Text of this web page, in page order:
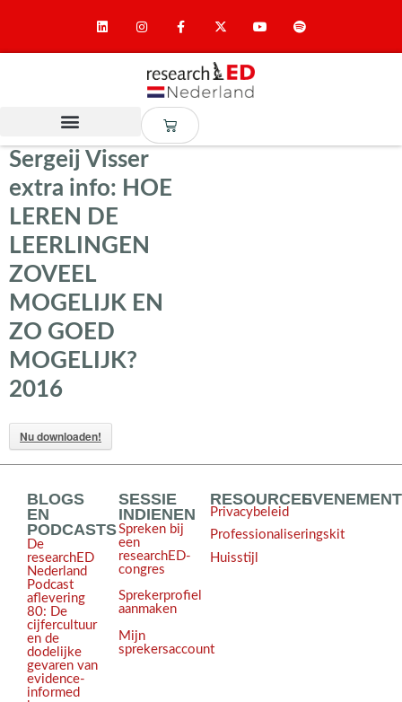
Sergeij Visser
extra info: HOE
LEREN DE
LEERLINGEN
ZOVEEL
MOGELIJK EN
ZO GOED
MOGELIJK?
2016
Nu downloaden!
BLOGS
EN
PODCASTS
De
researchED
Nederland
Podcast
aflevering
80: De
cijfercultuur
en de
dodelijke
gevaren van
evidence-
informed
SESSIE
INDIENEN
Spreken bij
een
researchED-
congres
Sprekerprofiel
aanmaken
Mijn
sprekersaccount
RESOURCES
Privacybeleid
Professionaliseringskit
Huisstijl